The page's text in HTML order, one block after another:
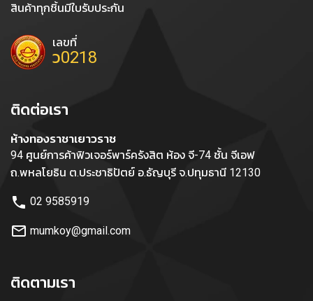
สินค้าทุกชิ้นมีใบรับประกัน
เลขที่
ว0218
ติดต่อเรา
ห้างทองราชาเยาวราช
94 ศูนย์การค้าฟิวเจอร์พาร์ครังสิต ห้อง จี-74 ชั้น จีเอฟ
ถ.พหลโยธิน ต.ประชาธิปัตย์ อ.ธัญบุรี จ.ปทุมธานี 12130
phone 02 9585919
mail_outline mumkoy@gmail.com
ติดตามเรา